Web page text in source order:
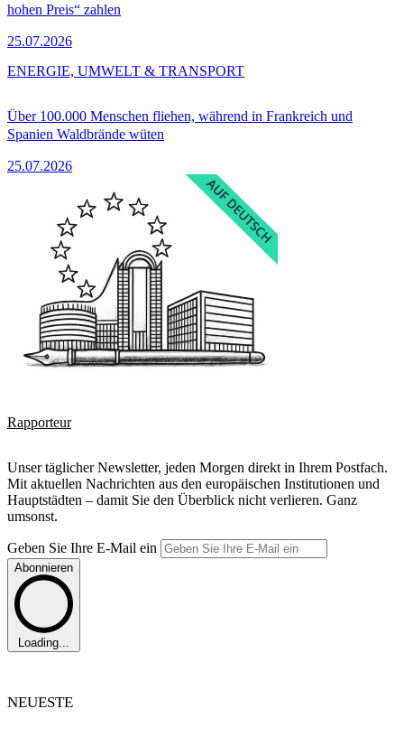
hohen Preis“ zahlen
25.07.2026
Über 100.000 Menschen fliehen, während in Frankreich und
Spanien Waldbrände wüten
25.07.2026
ENERGIE, UMWELT & TRANSPORT
Rapporteur
Unser täglicher Newsletter, jeden Morgen direkt in Ihrem Postfach.
Mit aktuellen Nachrichten aus den europäischen Institutionen und
Hauptstädten – damit Sie den Überblick nicht verlieren. Ganz
umsonst.
Geben Sie Ihre E-Mail ein
Abonnieren
Loading...
NEUESTE